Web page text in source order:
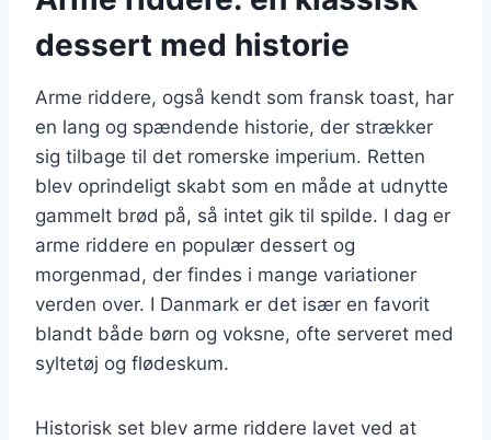
dessert med historie
Arme riddere, også kendt som fransk toast, har
en lang og spændende historie, der strækker
sig tilbage til det romerske imperium. Retten
blev oprindeligt skabt som en måde at udnytte
gammelt brød på, så intet gik til spilde. I dag er
arme riddere en populær dessert og
morgenmad, der findes i mange variationer
verden over. I Danmark er det især en favorit
blandt både børn og voksne, ofte serveret med
syltetøj og flødeskum.
Historisk set blev arme riddere lavet ved at